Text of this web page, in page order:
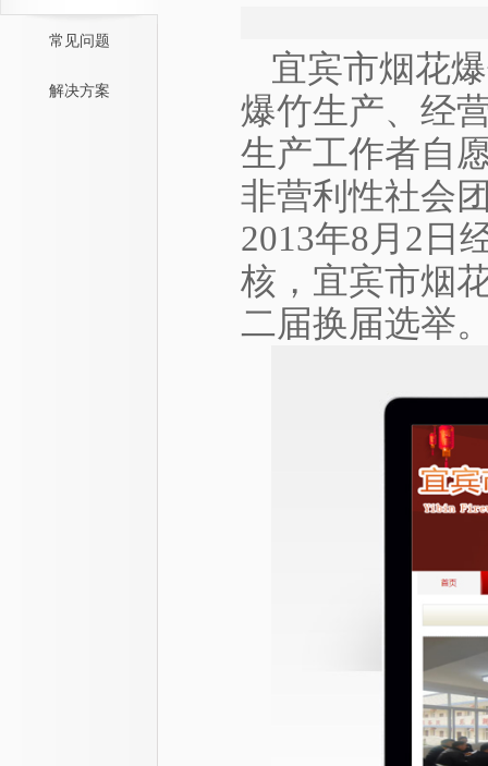
常见问题
解决方案
宜宾市烟花
爆竹生产、经
生产工作者自
非营利性社会
2013年8月2日
核，宜宾市烟
二届换届选举